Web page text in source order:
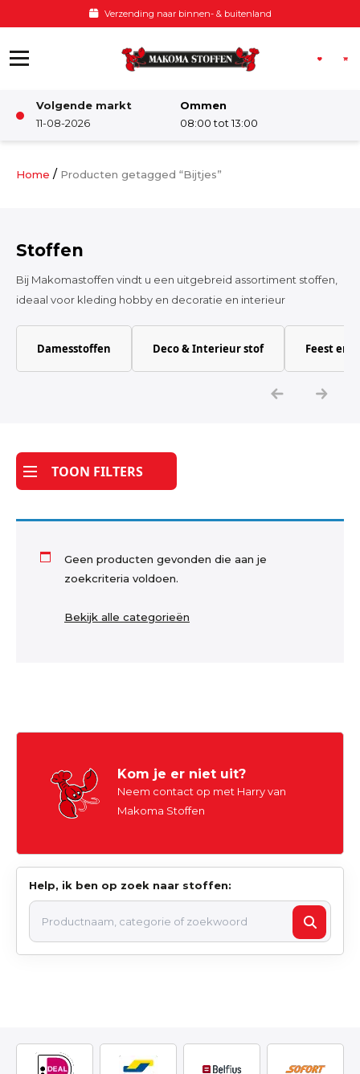
Verzending naar binnen- & buitenland
Volgende markt
11-08-2026
Ommen
08:00 tot 13:00
Damesstoffen
Katoen
Tijdpakker stof
Home / Producten getagged “Bijtjes”
Stoffen
Bij Makomastoffen vindt u een uitgebreid assortiment stoffen,
ideaal voor kleding hobby en decoratie en interieur
Damesstoffen Deco & Interieur stof Feest en
TOON FILTERS
Geen producten gevonden die aan je
zoekcriteria voldoen.
Bekijk alle categorieën
Kom je er niet uit?
Neem contact op met Harry van
Makoma Stoffen
Help, ik ben op zoek naar stoffen: